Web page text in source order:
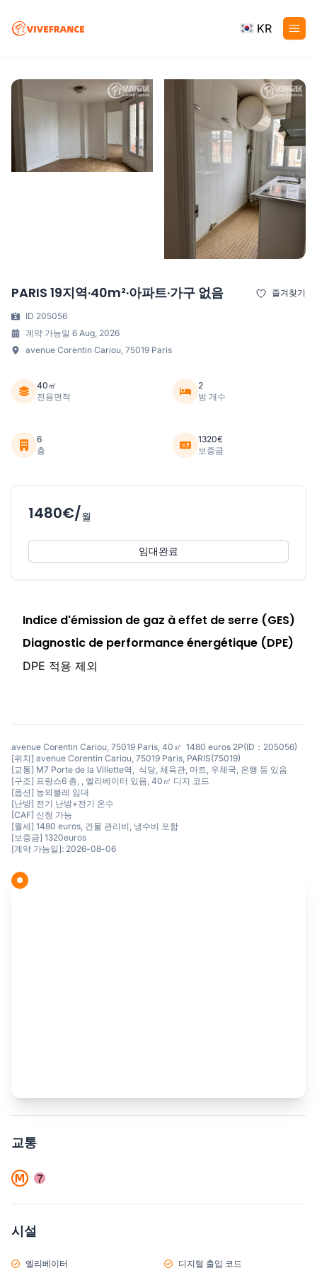
KR
PARIS 19지역·40m²·아파트·가구 없음 즐겨찾기
ID 205056
계약 가능일 6 Aug, 2026
avenue Corentin Cariou, 75019 Paris
40㎡
전용면적
2
방 개수
6
층
1320€
보증금
1480€/월
임대완료
Indice d'émission de gaz à effet de serre (GES)
Diagnostic de performance énergétique (DPE)
DPE 적용 제외
avenue Corentin Cariou, 75019 Paris, 40㎡ 1480 euros 2P(ID：205056)
[위치] avenue Corentin Cariou, 75019 Paris, PARIS(75019)
[교통] M7 Porte de la Villette역, 식당, 체육관, 마트, 우체국, 은행 등 있음
[구조] 프랑스6 층, , 엘리베이터 있음, 40㎡ 디지 코드
[옵션] 농뫼블레 임대
[난방] 전기 난방+전기 온수
[CAF] 신청 가능
[월세] 1480 euros, 건물 관리비, 냉수비 포함
[보증금] 1320euros
[계약 가능일]: 2026-08-06
교통
시설
엘리베이터 디지털 출입 코드